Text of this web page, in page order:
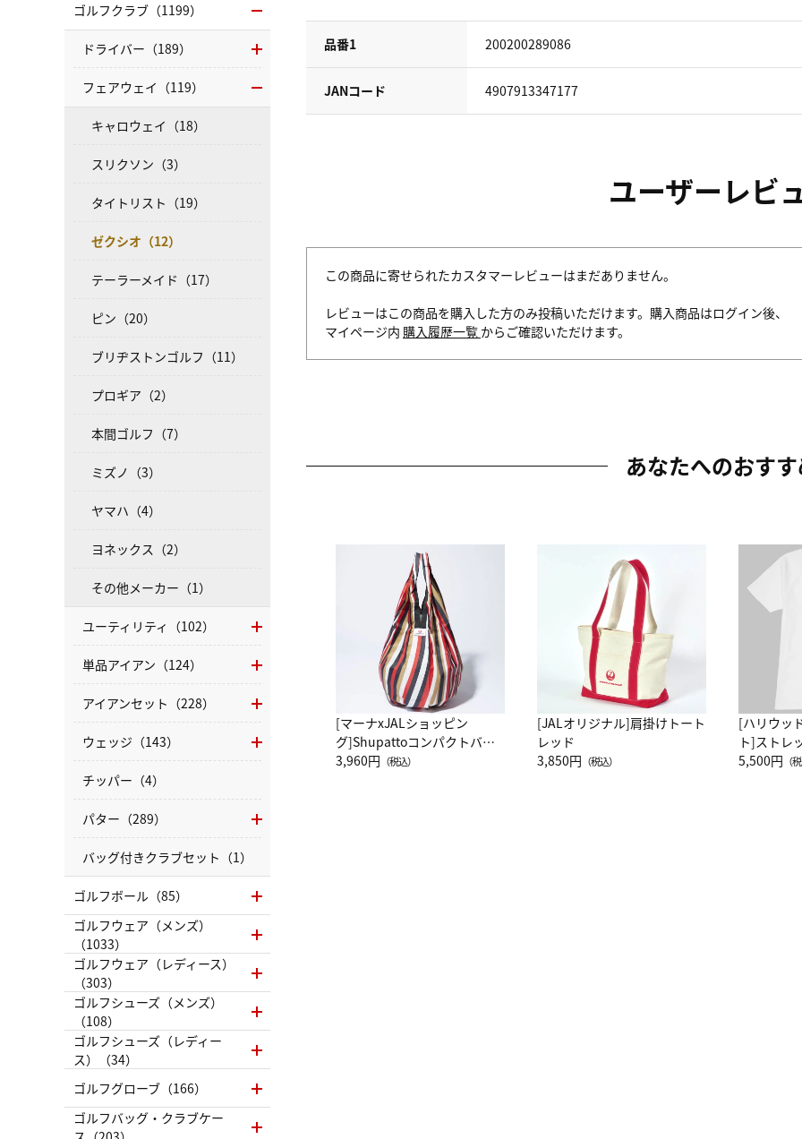
品番1 200200289086
JANコード 4907913347177
ユーザーレビ
この商品に寄せられたカスタマーレビューはまだありません。
レビューはこの商品を購入した方のみ投稿いただけます。購入商品はログイン後、
マイページ内 購入履歴一覧 からご確認いただけます。
あなたへのおす
[マーナxJALショッピン
グ]Shupattoコンパクトバッ
グ Drop JAL客室乗務員
3,960円 （税込）
[JALオリジナル]肩掛けトート
レッド
3,850円 （税込）
[ハリウッ
ト]ストレ
ーネック
5,500円 （
ゴルフクラブ（1199）
ドライバー（189）
フェアウェイ（119）
キャロウェイ（18）
スリクソン（3）
タイトリスト（19）
ゼクシオ（12）
テーラーメイド（17）
ピン（20）
ブリヂストンゴルフ（11）
プロギア（2）
本間ゴルフ（7）
ミズノ（3）
ヤマハ（4）
ヨネックス（2）
その他メーカー（1）
ユーティリティ（102）
単品アイアン（124）
アイアンセット（228）
ウェッジ（143）
チッパー（4）
パター（289）
バッグ付きクラブセット（1）
ゴルフボール（85）
ゴルフウェア（メンズ）
（1033）
ゴルフウェア（レディース）
（303）
ゴルフシューズ（メンズ）
（108）
ゴルフシューズ（レディー
ス）（34）
ゴルフグローブ（166）
ゴルフバッグ・クラブケー